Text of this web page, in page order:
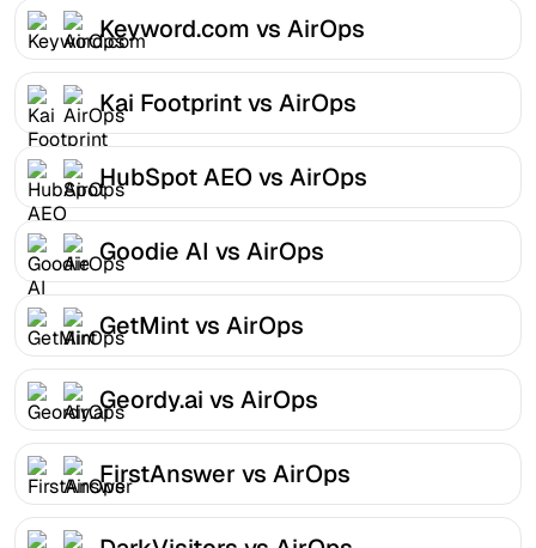
Keyword.com vs AirOps
Kai Footprint vs AirOps
HubSpot AEO vs AirOps
Goodie AI vs AirOps
GetMint vs AirOps
Geordy.ai vs AirOps
FirstAnswer vs AirOps